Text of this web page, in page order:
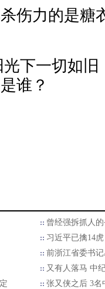
伤力的是糖
下一切如
谁？‌
曾经强拆抓人
习近平已擒14
前浙江省委书
又有人落马 中
张又侠之后 3名